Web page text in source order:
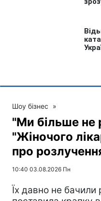
Шоу бізнес »
"Ми більше не
"Жіночого
про
10:40 03.08.2026 Пн
Їх давно не бачили